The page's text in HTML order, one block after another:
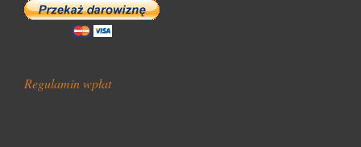
Regulamin wpłat